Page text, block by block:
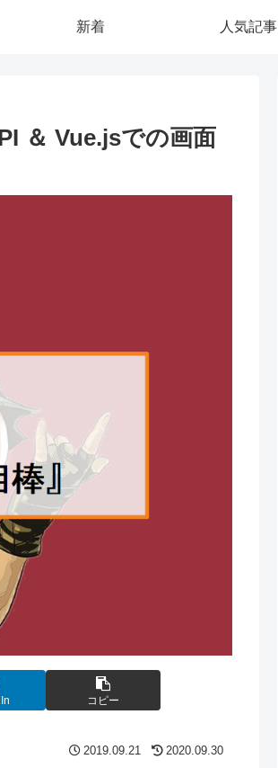
新着 人気記事
＆ Vue.jsでの画面
コピー
2019.09.21 2020.09.30